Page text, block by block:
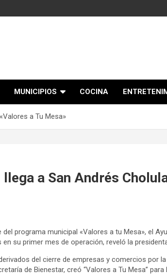
MUNICIPIOS COCINA
a Tu Mesa»
a San Andrés
del programa municipal «Valores a tu Mesa», el
su primer mes de operación, reveló la
del cierre de empresas y comercios por
de Bienestar, creó “Valores a Tu Mesa”